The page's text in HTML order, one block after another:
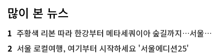
많이 본 뉴스
1 주황색 리본 따라 한강부터 메타세쿼이아 숲길까지…서울둘레길 15코스
2 서울 로컬여행, 여기부터 시작하세요 '서울에디션25'